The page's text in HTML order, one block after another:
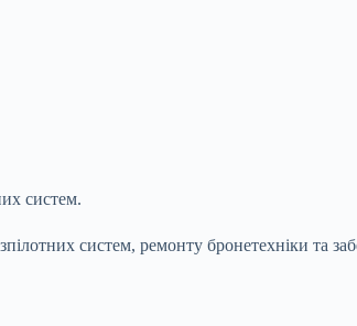
систем.
систем, ремонту бронетехніки та